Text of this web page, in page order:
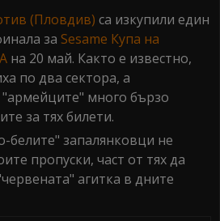
(Пловдив) са изкупили един
за Sesame Купа на
на 20 май. Както е известно,
по два сектора, а
много бързо
за тях билети.
белите" запалянковци не
пропуски, част от тях да
агитка в дните